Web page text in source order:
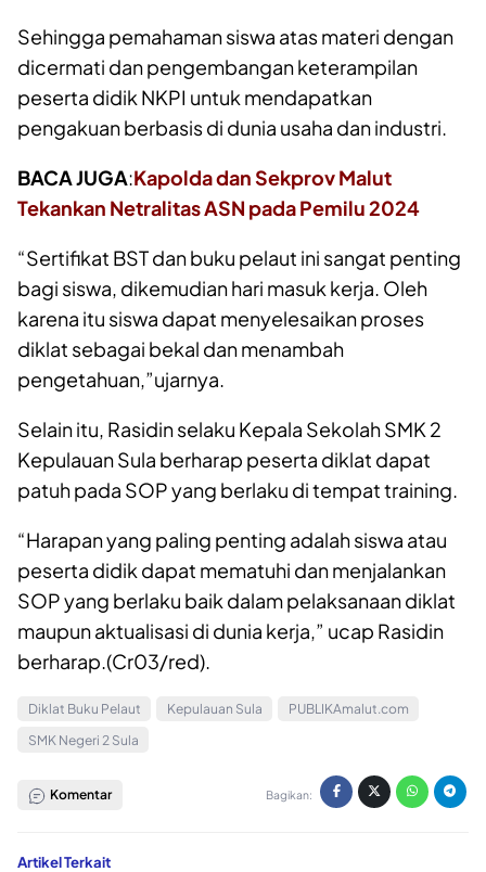
Sehingga pemahaman siswa atas materi dengan
dicermati dan pengembangan keterampilan
peserta didik NKPI untuk mendapatkan
pengakuan berbasis di dunia usaha dan industri.
BACA JUGA:Kapolda dan Sekprov Malut
Tekankan Netralitas ASN pada Pemilu 2024
“Sertifikat BST dan buku pelaut ini sangat penting
bagi siswa, dikemudian hari masuk kerja. Oleh
karena itu siswa dapat menyelesaikan proses
diklat sebagai bekal dan menambah
pengetahuan,”ujarnya.
Selain itu, Rasidin selaku Kepala Sekolah SMK 2
Kepulauan Sula berharap peserta diklat dapat
patuh pada SOP yang berlaku di tempat training.
“Harapan yang paling penting adalah siswa atau
peserta didik dapat mematuhi dan menjalankan
SOP yang berlaku baik dalam pelaksanaan diklat
maupun aktualisasi di dunia kerja,” ucap Rasidin
berharap.(Cr03/red).
Diklat Buku Pelaut Kepulauan Sula
PUBLIKAmalut.com
SMK Negeri 2 Sula
Komentar Bagikan:
Artikel Terkait